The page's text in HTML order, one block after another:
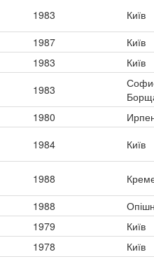
1983
Київ
1987
Київ
1983
Київ
1983
1980
1984 Київ
1988
1988
1979
Київ
1978
Київ